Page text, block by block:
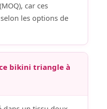
car ces
les options de
bikini triangle à